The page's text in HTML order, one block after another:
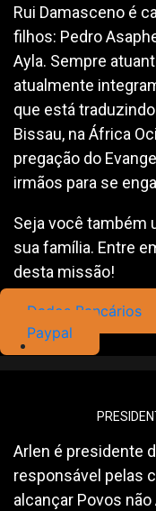
Rui Damasceno é
filhos: Pedro
Ayla. Sempre
atualmente
que está
Bissau, na África
pregação do
irmãos para se
Seja você também
sua família. Entre
desta missão!
Dados Bancários
Paypal
Arlen é presidente
responsável pelas
alcançar Povos